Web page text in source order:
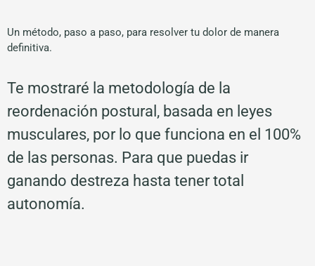
Un método, paso a paso, para resolver tu dolor de manera
definitiva.
Te mostraré la metodología de la
reordenación postural, basada en leyes
musculares, por lo que funciona en el 100%
de las personas. Para que puedas ir
ganando destreza hasta tener total
autonomía.